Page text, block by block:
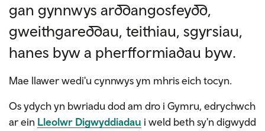
gan gynnwys arddangosfeydd,
gweithgareddau, teithiau, sgyrsiau,
hanes byw a pherfformiadau byw.
Mae llawer wedi'u cynnwys ym mhris eich tocyn.
Os ydych yn bwriadu dod am dro i Gymru, edrychwch
ar ein Lleolwr Digwyddiadau i weld beth sy'n digwydd